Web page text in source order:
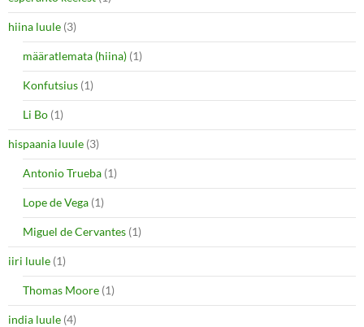
hiina luule (3)
määratlemata (hiina) (1)
Konfutsius (1)
Li Bo (1)
hispaania luule (3)
Antonio Trueba (1)
Lope de Vega (1)
Miguel de Cervantes (1)
iiri luule (1)
Thomas Moore (1)
india luule (4)